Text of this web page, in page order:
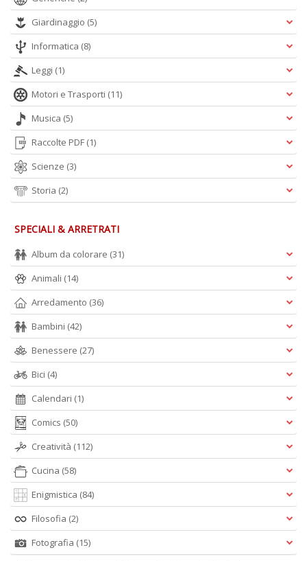
Giardinaggio (5)
Informatica (8)
Leggi (1)
Motori e Trasporti (11)
Musica (5)
Raccolte PDF (1)
Scienze (3)
Storia (2)
SPECIALI & ARRETRATI
Album da colorare (31)
Animali (14)
Arredamento (36)
Bambini (42)
Benessere (27)
Bici (4)
Calendari (1)
Comics (50)
Creatività (112)
Cucina (58)
Enigmistica (84)
Filosofia (2)
Fotografia (15)